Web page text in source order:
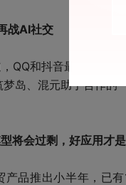
战AI社交
QQ和抖音最近都推
岛、混元助手合作
将会过剩，好应用才
品推出小半年，已